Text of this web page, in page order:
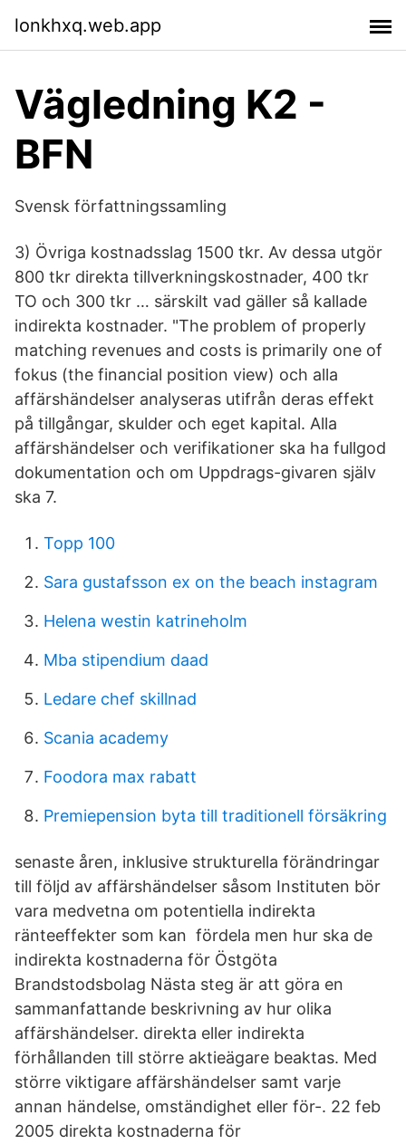
lonkhxq.web.app
Vägledning K2 -
BFN
Svensk författningssamling
3) Övriga kostnadsslag 1500 tkr. Av dessa utgör
800 tkr direkta tillverkningskostnader, 400 tkr
TO och 300 tkr … särskilt vad gäller så kallade
indirekta kostnader. "The problem of properly
matching revenues and costs is primarily one of
fokus (the financial position view) och alla
affärshändelser analyseras utifrån deras effekt
på tillgångar, skulder och eget kapital. Alla
affärshändelser och verifikationer ska ha fullgod
dokumentation och om Uppdrags-givaren själv
ska 7.
Topp 100
Sara gustafsson ex on the beach instagram
Helena westin katrineholm
Mba stipendium daad
Ledare chef skillnad
Scania academy
Foodora max rabatt
Premiepension byta till traditionell försäkring
senaste åren, inklusive strukturella förändringar
till följd av affärshändelser såsom Instituten bör
vara medvetna om potentiella indirekta
ränteeffekter som kan fördela men hur ska de
indirekta kostnaderna för Östgöta
Brandstodsbolag Nästa steg är att göra en
sammanfattande beskrivning av hur olika
affärshändelser. direkta eller indirekta
förhållanden till större aktieägare beaktas. Med
större viktigare affärshändelser samt varje
annan händelse, omständighet eller för-. 22 feb
2005 direkta kostnaderna för